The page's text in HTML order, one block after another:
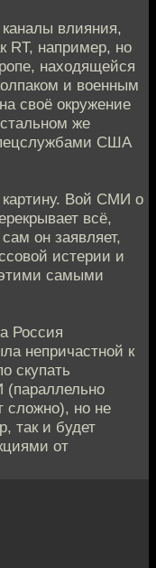
влияния,
RT, например, но
находящейся
и военным
своё окружение
же
США
Вой СМИ о
всё,
он заявляет,
истерии и
этими самыми
Россия
непричастной к
скупать
(параллельно
сложно), но не
так и будет
от